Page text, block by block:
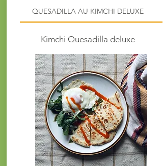
QUESADILLA AU KIMCHI DELUXE
Kimchi Quesadilla deluxe